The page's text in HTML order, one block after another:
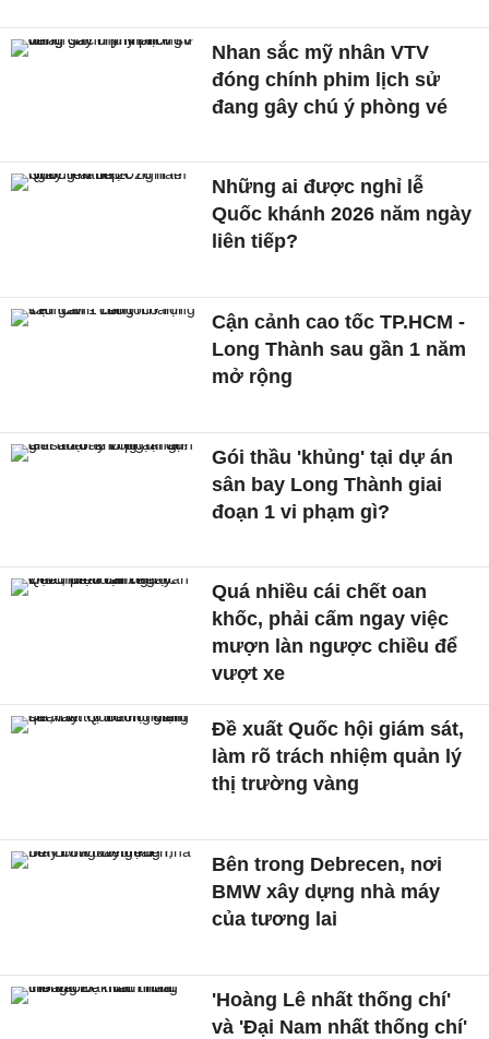
Nhan sắc mỹ nhân VTV
đóng chính phim lịch sử
đang gây chú ý phòng vé
Những ai được nghỉ lễ
Quốc khánh 2026 năm ngày
liên tiếp?
Cận cảnh cao tốc TP.HCM -
Long Thành sau gần 1 năm
mở rộng
Gói thầu 'khủng' tại dự án
sân bay Long Thành giai
đoạn 1 vi phạm gì?
Quá nhiều cái chết oan
khốc, phải cấm ngay việc
mượn làn ngược chiều để
vượt xe
Đề xuất Quốc hội giám sát,
làm rõ trách nhiệm quản lý
thị trường vàng
Bên trong Debrecen, nơi
BMW xây dựng nhà máy
của tương lai
'Hoàng Lê nhất thống chí'
và 'Đại Nam nhất thống chí'